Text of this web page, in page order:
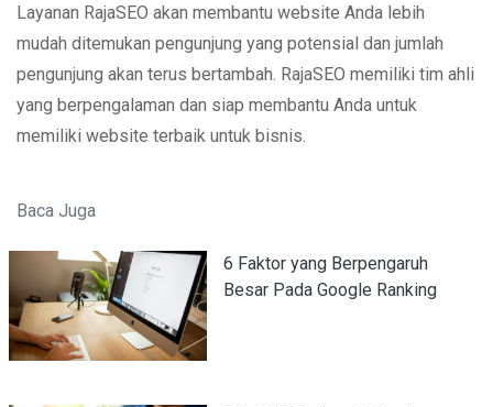
Layanan RajaSEO akan membantu website Anda lebih
mudah ditemukan pengunjung yang potensial dan jumlah
pengunjung akan terus bertambah. RajaSEO memiliki tim ahli
yang berpengalaman dan siap membantu Anda untuk
memiliki website terbaik untuk bisnis.
Baca Juga
6 Faktor yang Berpengaruh
Besar Pada Google Ranking